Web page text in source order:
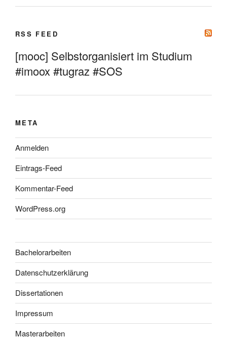
RSS FEED
[mooc] Selbstorganisiert im Studium
#imoox #tugraz #SOS
META
Anmelden
Eintrags-Feed
Kommentar-Feed
WordPress.org
Bachelorarbeiten
Datenschutzerklärung
Dissertationen
Impressum
Masterarbeiten